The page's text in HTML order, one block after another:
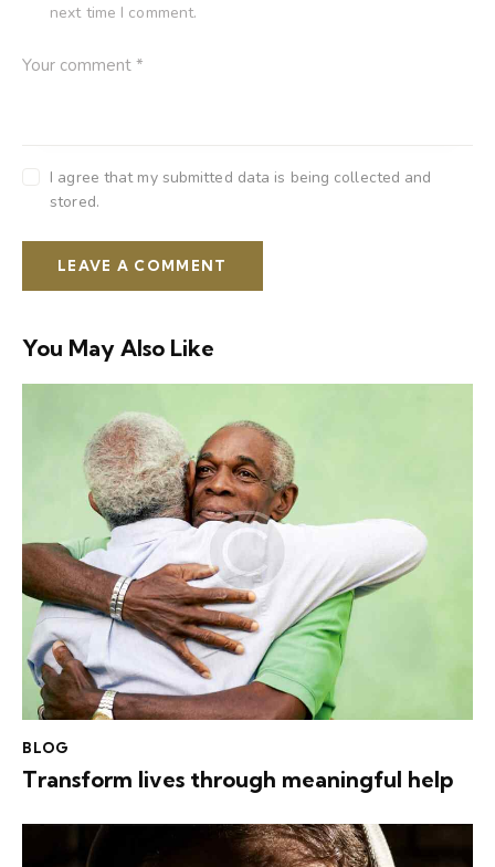
next time I comment.
I agree that my submitted data is being collected and
stored.
You May Also Like
BLOG
Transform lives through meaningful help